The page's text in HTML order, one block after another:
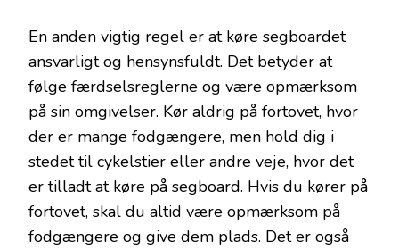
En anden vigtig regel er at køre segboardet
ansvarligt og hensynsfuldt. Det betyder at
følge færdselsreglerne og være opmærksom
på sin omgivelser. Kør aldrig på fortovet, hvor
der er mange fodgængere, men hold dig i
stedet til cykelstier eller andre veje, hvor det
er tilladt at køre på segboard. Hvis du kører på
fortovet, skal du altid være opmærksom på
fodgængere og give dem plads. Det er også